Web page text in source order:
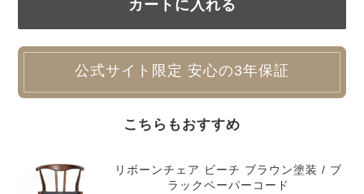
公式サイト限定 安心の3年保証
こちらもおすすめ
リボーンチェア ビーチ ブラウン塗装 / ブ
ラックペーパーコード